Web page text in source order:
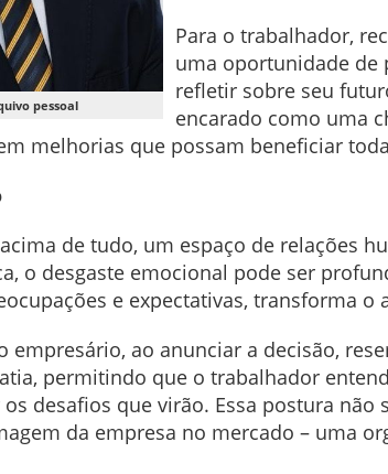
pessoal
Para o trabalhador,
uma oportunidade de
refletir sobre seu
encarado como uma
melhorias que possam beneficiar
de tudo, um espaço de relações
o desgaste emocional pode ser
e expectativas, transforma
empresário, ao anunciar a decisão,
permitindo que o trabalhador
desafios que virão. Essa postura
da empresa no mercado – uma